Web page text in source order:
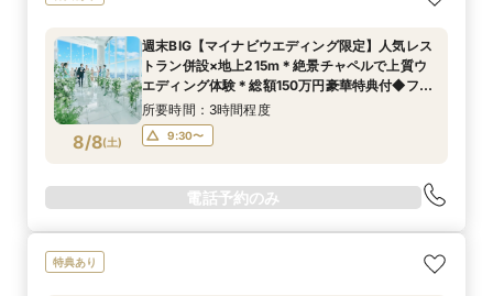
8/8(土)
週末BIG【マイナビウエディング限定】人気レス
トラン併設×地上215m＊絶景チャペルで上質ウ
エディング体験＊総額150万円豪華特典付◆フェ
ア
所要時間：3時間程度
9:30〜
電話予約のみ
特典あり